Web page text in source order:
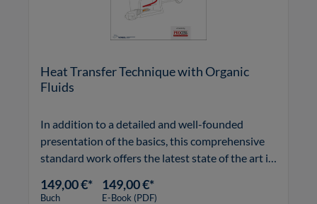
Heat Transfer Technique with Organic
Fluids
In addition to a detailed and well-founded
presentation of the basics, this comprehensive
standard work offers the latest state of the art in
149,00 €*
Buch
149,00 €*
E-Book (PDF)